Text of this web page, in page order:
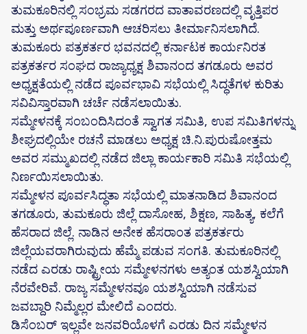
ತುಮಕೂರಿನಲ್ಲಿ ಸಂಭ್ರಮ ಸಡಗರದ ವಾತಾವರಣದಲ್ಲಿ ವೃತ್ತಿಪರ
ಮತ್ತು ಅರ್ಥಪೂರ್ಣವಾಗಿ ಆಚರಿಸಲು ತೀರ್ಮಾನಿಸಲಾಗಿದೆ.
ತುಮಕೂರು ಪತ್ರಕರ್ತರ ಭವನದಲ್ಲಿ ಕರ್ನಾಟಕ ಕಾರ್ಯನಿರತ
ಪತ್ರಕರ್ತರ ಸಂಘದ ರಾಜ್ಯಾಧ್ಯಕ್ಷ ಶಿವಾನಂದ ತಗಡೂರು ಅವರ
ಅಧ್ಯಕ್ಷತೆಯಲ್ಲಿ ನಡೆದ ಪೂರ್ವಭಾವಿ ಸಭೆಯಲ್ಲಿ ಸಿದ್ಧತೆಗಳ ಕುರಿತು
ಸವಿವಿಸ್ತಾರವಾಗಿ ಚರ್ಚೆ ನಡೆಸಲಾಯಿತು.
ಸಮ್ಮೇಳನಕ್ಕೆ ಸಂಬಂದಿಸಿದಂತೆ ಸ್ವಾಗತ ಸಮಿತಿ, ಉಪ ಸಮಿತಿಗಳನ್ನು
ಶೀಘ್ರದಲ್ಲಿಯೇ ರಚನೆ ಮಾಡಲು ಅಧ್ಯಕ್ಷ ಚಿ.ನಿ.ಪುರುಷೋತ್ತಮ
ಅವರ ಸಮ್ಮುಖದಲ್ಲಿ ನಡೆದ ಜಿಲ್ಲಾ ಕಾರ್ಯಕಾರಿ ಸಮಿತಿ ಸಭೆಯಲ್ಲಿ
ನಿರ್ಣಯಿಸಲಾಯಿತು.
ಸಮ್ಮೇಳನ ಪೂರ್ವಸಿದ್ಧತಾ ಸಭೆಯಲ್ಲಿ ಮಾತನಾಡಿದ ಶಿವಾನಂದ
ತಗಡೂರು, ತುಮಕೂರು ಜಿಲ್ಲೆ ದಾಸೋಹ, ಶಿಕ್ಷಣ, ಸಾಹಿತ್ಯ, ಕಲೆಗೆ
ಹೆಸರಾದ ಜಿಲ್ಲೆ. ನಾಡಿನ ಅನೇಕ ಹೆಸರಾಂತ ಪತ್ರಕರ್ತರು
ಜಿಲ್ಲೆಯವರಾಗಿರುವುದು ಹೆಮ್ಮೆ ಪಡುವ ಸಂಗತಿ. ತುಮಕೂರಿನಲ್ಲಿ
ನಡೆದ ಎರಡು ರಾಷ್ಟ್ರೀಯ ಸಮ್ಮೇಳನಗಳು ಅತ್ಯಂತ ಯಶಸ್ವಿಯಾಗಿ
ನೆರವೇರಿವೆ. ರಾಜ್ಯ ಸಮ್ಮೇಳನವೂ ಯಶಸ್ವಿಯಾಗಿ ನಡೆಸುವ
ಜವಬ್ದಾರಿ ನಿಮ್ಮೆಲ್ಲರ ಮೇಲಿದೆ ಎಂದರು.
ಡಿಸೆಂಬರ್ ಇಲ್ಲವೇ ಜನವರಿಯೊಳಗೆ ಎರಡು ದಿನ ಸಮ್ಮೇಳನ